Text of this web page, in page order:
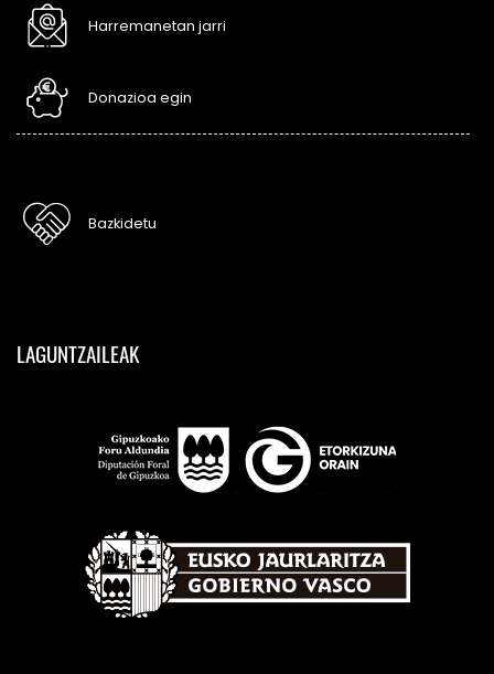
Harremanetan jarri
Donazioa egin
Bazkidetu
LAGUNTZAILEAK